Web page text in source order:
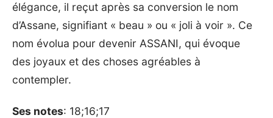
élégance, il reçut après sa conversion le nom
d’Assane, signifiant « beau » ou « joli à voir ». Ce
nom évolua pour devenir ASSANI, qui évoque
des joyaux et des choses agréables à
contempler.
Ses notes: 18;16;17